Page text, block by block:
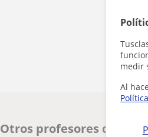
medir
Al
Otros profesores de